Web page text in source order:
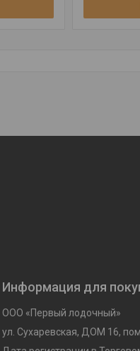
Информация для
ООО «Первый лодочный»
ул. Сухаревская, ДОМ 16,